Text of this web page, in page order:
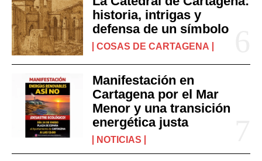
historia, intrigas y
defensa de un símbolo
COSAS DE CARTAGENA
Manifestación en
Cartagena por el Mar
Menor y una transición
energética justa
NOTICIAS